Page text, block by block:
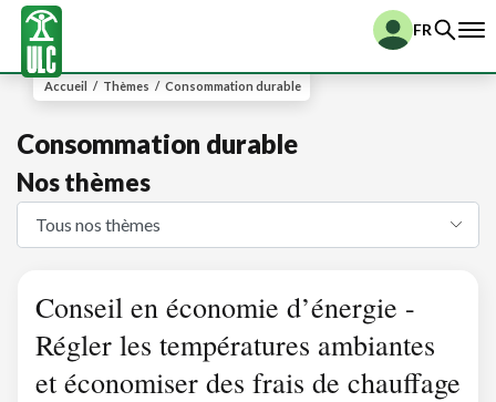
FR
Accueil / Thèmes / Consommation durable
Consommation durable
Nos thèmes
Conseil en économie d’énergie -
Régler les températures ambiantes
et économiser des frais de chauffage